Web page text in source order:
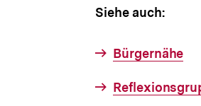
Siehe auch:
Bürgernähe